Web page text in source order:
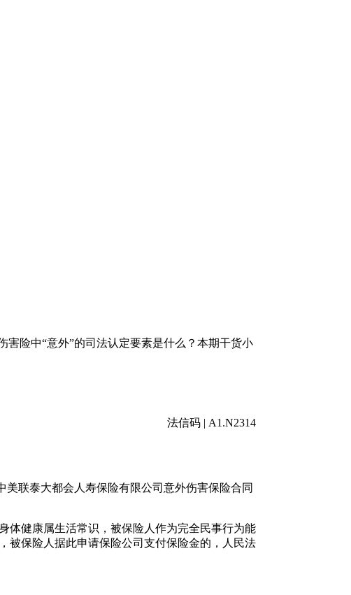
害险中“意外”的司法认定要素是什么？本期干货小
法信码 | A1.N2314
联泰大都会人寿保险有限公司意外伤害保险合同
体健康属生活常识，被保险人作为完全民事行为能
被保险人据此申请保险公司支付保险金的，人民法